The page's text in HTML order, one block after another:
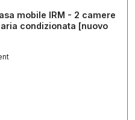
mobile IRM - 2 camere
condizionata [nuovo